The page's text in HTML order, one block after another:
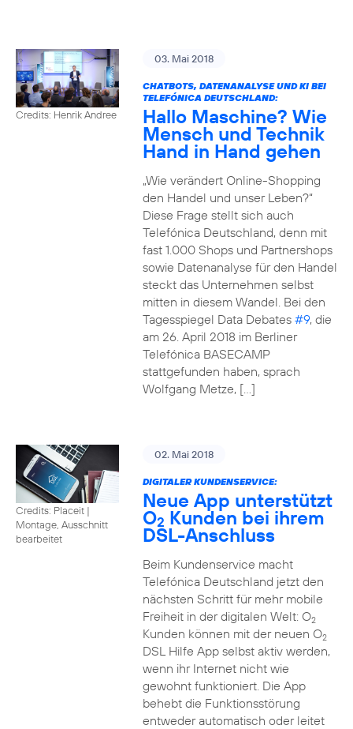
Credits: Henrik Andree
03. Mai 2018
CHATBOTS, DATENANALYSE UND KI BEI
TELEFÓNICA DEUTSCHLAND:
Hallo Maschine? Wie
Mensch und Technik
Hand in Hand gehen
„Wie verändert Online-Shopping
den Handel und unser Leben?“
Diese Frage stellt sich auch
Telefónica Deutschland, denn mit
fast 1.000 Shops und Partnershops
sowie Datenanalyse für den Handel
steckt das Unternehmen selbst
mitten in diesem Wandel. Bei den
Tagesspiegel Data Debates #9, die
am 26. April 2018 im Berliner
Telefónica BASECAMP
stattgefunden haben, sprach
Wolfgang Metze, […]
Credits: Placeit |
Montage, Ausschnitt
bearbeitet
02. Mai 2018
DIGITALER KUNDENSERVICE:
Neue App unterstützt
O2 Kunden bei ihrem
DSL-Anschluss
Beim Kundenservice macht
Telefónica Deutschland jetzt den
nächsten Schritt für mehr mobile
Freiheit in der digitalen Welt: O2
Kunden können mit der neuen O2
DSL Hilfe App selbst aktiv werden,
wenn ihr Internet nicht wie
gewohnt funktioniert. Die App
behebt die Funktionsstörung
entweder automatisch oder leitet